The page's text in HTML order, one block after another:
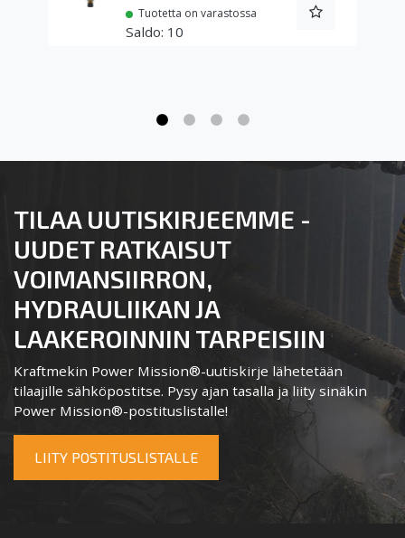
Tuotetta on varastossa
10
TILAA UUTISKIRJEEMME -
UUDET RATKAISUT
VOIMANSIIRRON,
HYDRAULIIKAN JA
LAAKEROINNIN TARPEISIIN
Kraftmekin Power Mission®-uutiskirje lähetetään
tilaajille sähköpostitse. Pysy ajan tasalla ja liity sinäkin
Power Mission®-postituslistalle!
LIITY POSTITUSLISTALLE